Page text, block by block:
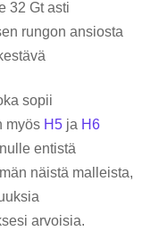
32 Gt asti
rungon ansiosta
sopii
myös H5 ja H6
entistä
näistä malleista,
arvoisia.